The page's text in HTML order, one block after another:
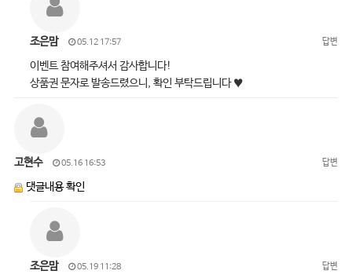
조은맘 05.12 17:57 답변
이벤트 참여해주셔서 감사합니다!
상품권 문자로 발송드렸으니, 확인 부탁드립니다 ♥
고현수 05.16 16:53 답변
댓글내용 확인
조은맘 05.19 11:28 답변